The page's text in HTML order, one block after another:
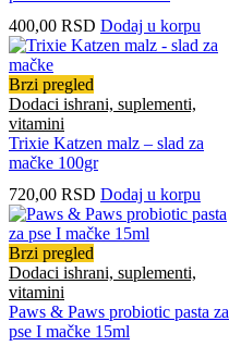
400,00 RSD Dodaj u korpu
Brzi pregled
Dodaci ishrani, suplementi,
vitamini
Trixie Katzen malz – slad za
mačke 100gr
720,00 RSD Dodaj u korpu
Brzi pregled
Dodaci ishrani, suplementi,
vitamini
Paws & Paws probiotic pasta za
pse I mačke 15ml